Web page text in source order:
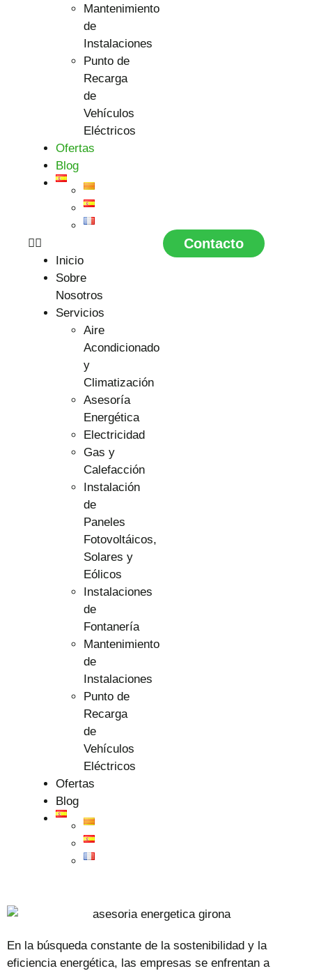
Mantenimiento
de
Instalaciones
Punto de
Recarga
de
Vehículos
Eléctricos
Ofertas
Blog
Inicio
Sobre
Nosotros
Servicios
Aire
Acondicionado
y
Climatización
Asesoría
Energética
Electricidad
Gas y
Calefacción
Instalación
de
Paneles
Fotovoltáicos,
Solares y
Eólicos
Instalaciones
de
Fontanería
Mantenimiento
de
Instalaciones
Punto de
Recarga
de
Vehículos
Eléctricos
Ofertas
Blog
Contacto
En la búsqueda constante de la sostenibilidad y la
eficiencia energética, las empresas se enfrentan a